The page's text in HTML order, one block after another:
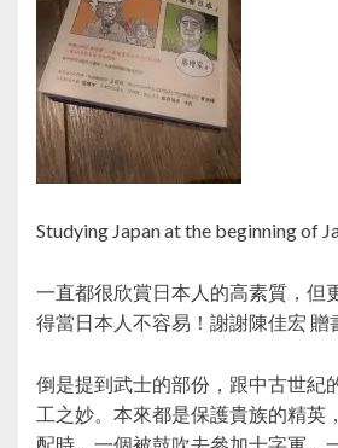
Studying Japan at the beginning of
一直都很欣賞日本人的高素質，但
得當日本人不容易！謝謝陳佳宏 贈
倒是提到武士的部份，跟中古世紀
工之妙。本來都是保護貴族的精英